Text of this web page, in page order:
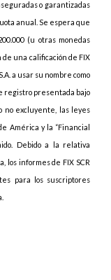
o garantizadas
anual. Se espera que
(u otras monedas
una calificación de FIX
a usar su nombre como
registro presentada bajo
no excluyente, las leyes
América y la “Financial
Debido a la relativa
los informes de FIX SCR
para los suscriptores